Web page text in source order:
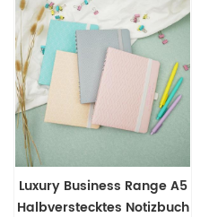
Luxury Business Range A5
Halbverstecktes Notizbuch